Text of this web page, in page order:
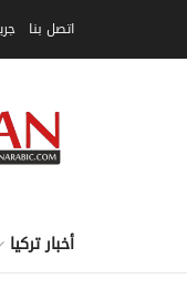
اتصل بنا
أخبار تركيا